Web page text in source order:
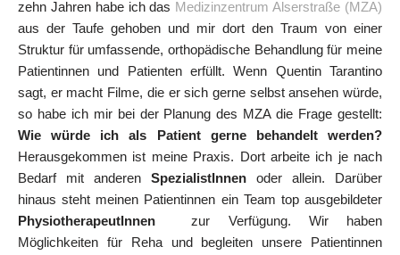
zehn Jahren habe ich das Medizinzentrum Alserstraße (MZA)
aus der Taufe gehoben und mir dort den Traum von einer
Struktur für umfassende, orthopädische Behandlung für meine
Patientinnen und Patienten erfüllt. Wenn Quentin Tarantino
sagt, er macht Filme, die er sich gerne selbst ansehen würde,
so habe ich mir bei der Planung des MZA die Frage gestellt:
Wie würde ich als Patient gerne behandelt werden?
Herausgekommen ist meine Praxis. Dort arbeite ich je nach
Bedarf mit anderen SpezialistInnen oder allein. Darüber
hinaus steht meinen Patientinnen ein Team top ausgebildeter
PhysiotherapeutInnen zur Verfügung. Wir haben
Möglichkeiten für Reha und begleiten unsere Patientinnen